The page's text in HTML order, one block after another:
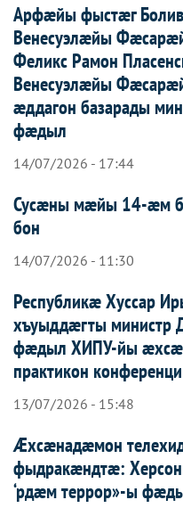
Арфæйы фыстæг
Венесуэлæйы
Феликс Рамон
Венесуэлæйы
æддагон базарады
фæдыл
14/07/2026 - 17:44
Сусæны мæйы 14-æм
бон
14/07/2026 - 11:30
Республикæ Хуссар
хъуыддæгты министр
фæдыл ХИПУ-йы
практикон
13/07/2026 - 15:48
Æхсæнадæмон
фыдракæндтæ:
‘рдæм террор»-ы